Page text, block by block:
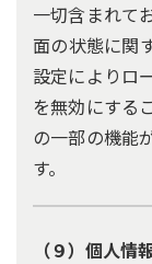
一切含まれて
面の状態に関
設定によりロ
を無効にする
の一部の機能
す。
（９）個人